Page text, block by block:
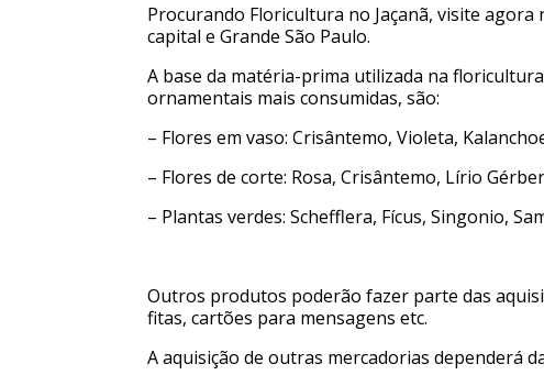
Procurando Floricultura no Jaçanã, visite agora
capital e Grande São Paulo.
A base da matéria-prima utilizada na
ornamentais mais consumidas, são:
– Flores em vaso: Crisântemo, Violeta,
– Flores de corte: Rosa, Crisântemo, Lírio
– Plantas verdes: Schefflera, Fícus, Singonio,
Outros produtos poderão fazer parte das
fitas, cartões para mensagens etc.
A aquisição de outras mercadorias dependerá